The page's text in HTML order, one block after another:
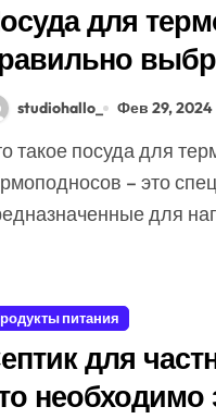
для
studiohallo_ Фев 29, 2024
– это
для
питания
для
необходимо